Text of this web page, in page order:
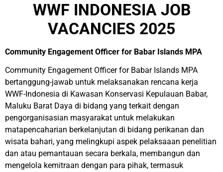
WWF INDONESIA JOB
VACANCIES 2025
Community Engagement Officer for Babar Islands MPA
Community Engagement Officer for Babar Islands MPA
bertanggung-jawab untuk melaksanakan rencana kerja
WWF-Indonesia di Kawasan Konservasi Kepulauan Babar,
Maluku Barat Daya di bidang yang terkait dengan
pengorganisasian masyarakat untuk melakukan
matapencaharian berkelanjutan di bidang perikanan dan
wisata bahari, yang melingkupi aspek pelaksaaan penelitian
dan atau pemantauan secara berkala, membangun dan
mengelola kemitraan dengan para pihak, termasuk